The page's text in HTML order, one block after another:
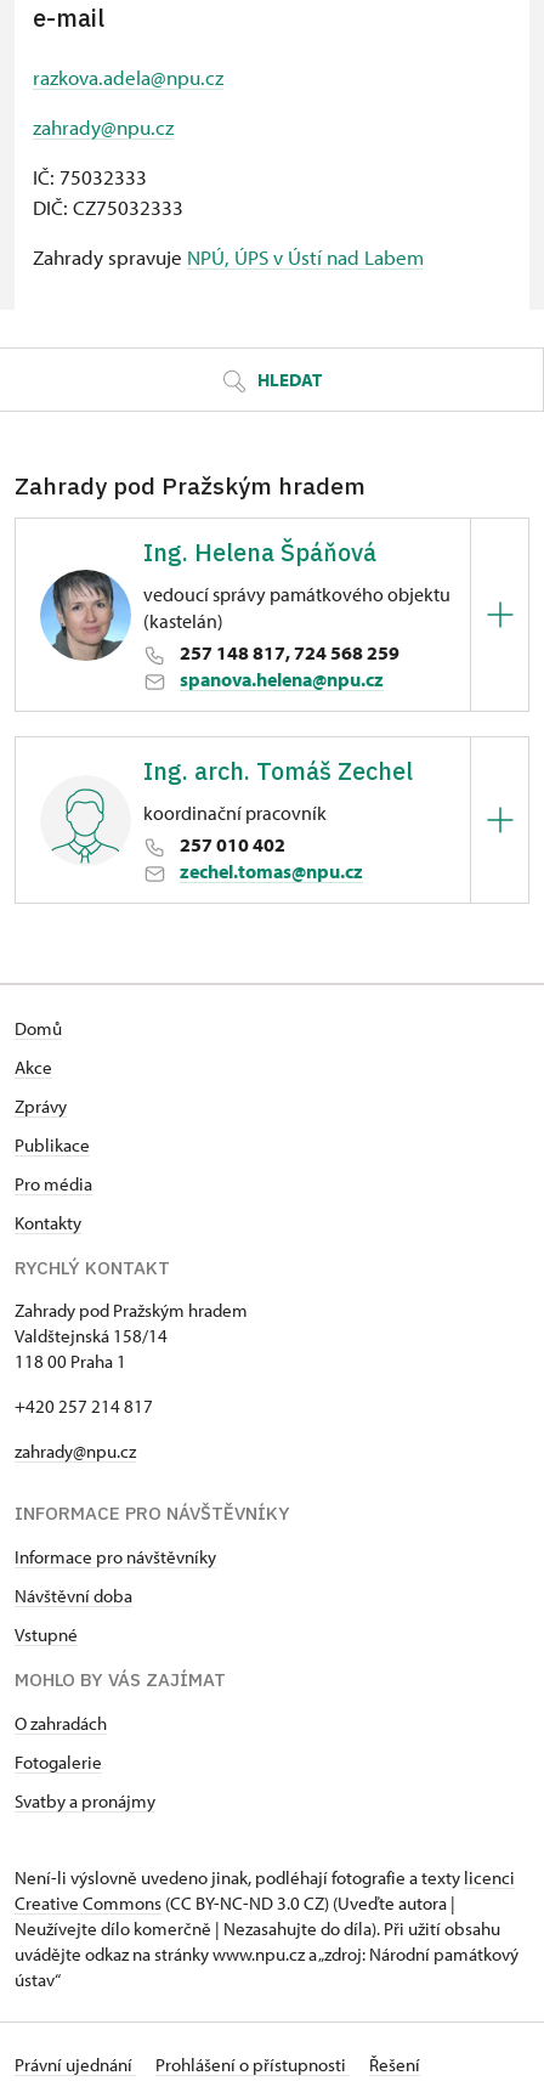
e-mail
razkova.adela@npu.cz
zahrady@npu.cz
IČ: 75032333
DIČ: CZ75032333
Zahrady spravuje NPÚ, ÚPS v Ústí nad Labem
HLEDAT
Zahrady pod Pražským hradem
Ing. Helena Špáňová
vedoucí správy památkového objektu
(kastelán)
257 148 817, 724 568 259
spanova.helena@npu.cz
Valdštejnská 158/14, Praha
Ing. arch. Tomáš Zechel
koordinační pracovník
257 010 402
zechel.tomas@npu.cz
Domů
Akce
Zprávy
Publikace
Pro média
Kontakty
RYCHLÝ KONTAKT
Zahrady pod Pražským hradem
Valdštejnská 158/14
118 00 Praha 1
+420 257 214 817
zahrady@npu.cz
INFORMACE PRO NÁVŠTĚVNÍKY
Informace pro návštěvníky
Návštěvní doba
Vstupné
MOHLO BY VÁS ZAJÍMAT
O zahradách
Fotogalerie
Svatby a pronájmy
Není-li výslovně uvedeno jinak, podléhají fotografie a texty licenci
Creative Commons (CC BY-NC-ND 3.0 CZ) (Uveďte autora |
Neužívejte dílo komerčně | Nezasahujte do díla). Při užití obsahu
uvádějte odkaz na stránky www.npu.cz a „zdroj: Národní památkový
ústav“
Právní ujednání Prohlášení o přístupnosti
Řešení